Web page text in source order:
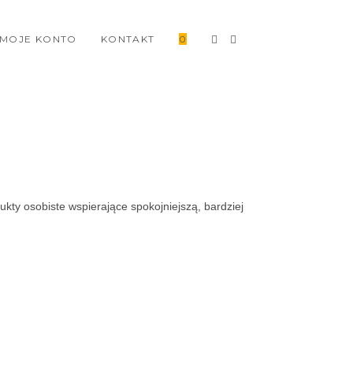
MOJE KONTO KONTAKT 0
osobiste wspierające spokojniejszą, bardziej